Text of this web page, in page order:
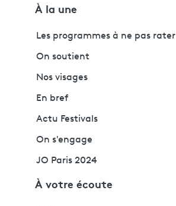
À la une
Les programmes à ne pas rater
On soutient
Nos visages
En bref
Actu Festivals
On s'engage
JO Paris 2024
À votre écoute